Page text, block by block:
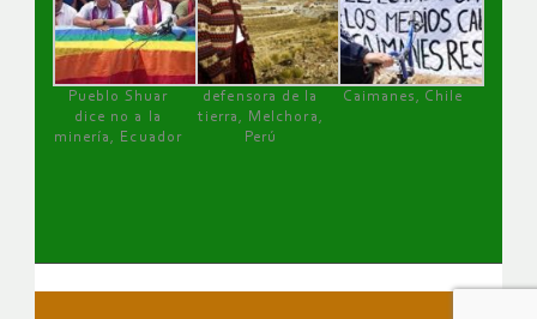
Pueblo Shuar
dice no a la
minería, Ecuador
defensora de la
tierra, Melchora,
Perú
Caimanes, Chile